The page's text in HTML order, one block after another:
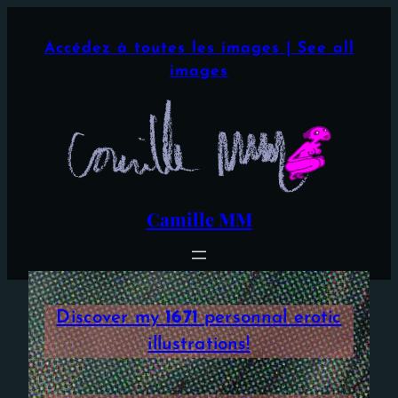
Accédez à toutes les images | See all
images
Camille MM
Discover my1671personnal erotic
illustrations!